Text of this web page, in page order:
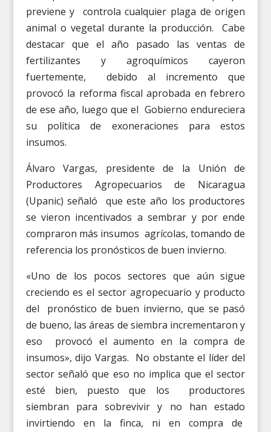
previene y controla cualquier plaga de origen
animal o vegetal durante la producción. Cabe
destacar que el año pasado las ventas de
fertilizantes y agroquímicos cayeron
fuertemente, debido al incremento que
provocó la reforma fiscal aprobada en febrero
de ese año, luego que el Gobierno endureciera
su política de exoneraciones para estos
insumos.
Álvaro Vargas, presidente de la Unión de
Productores Agropecuarios de Nicaragua
(Upanic) señaló que este año los productores
se vieron incentivados a sembrar y por ende
compraron más insumos agrícolas, tomando de
referencia los pronósticos de buen invierno.
«Uno de los pocos sectores que aún sigue
creciendo es el sector agropecuario y producto
del pronóstico de buen invierno, que se pasó
de bueno, las áreas de siembra incrementaron y
eso provocó el aumento en la compra de
insumos», dijo Vargas. No obstante el líder del
sector señaló que eso no implica que el sector
esté bien, puesto que los productores
siembran para sobrevivir y no han estado
invirtiendo en la finca, ni en compra de